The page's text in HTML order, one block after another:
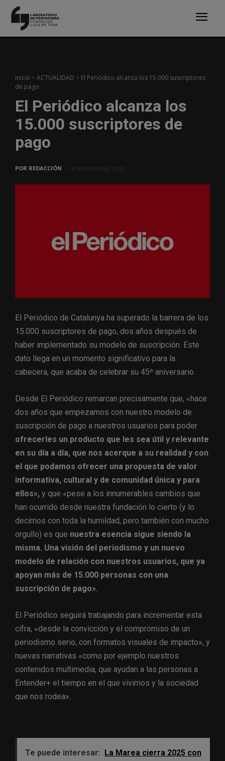
Inicio ACTUALIDAD
El Periódico alcanza los 15.000 suscriptores
de pago
El Periódico alcanza los
15.000 suscriptores de
pago
POR REDACCIÓN
El Periódico de Catalunya ha superado la barrera de los
15.000 suscriptores de pago, dos años después de
haber implementado su modelo de suscripción. Este
dato llega en un momento significativo para la
cabecera, que acaba de celebrar su 45º aniversario.
Desde El Periódico remarcan precisamente que, «hace
dos años que empezamos con nuestro modelo de
suscripción de pago a nuestros usuarios para poder
ofrecerles un producto que les sea útil y relevante
en su día a día, que nos acerque a su realidad y con
el que podamos ofrecer una propuesta de valor
informativa, cultural y de comunidad única y para
ellos», y que «pese a los innumerables cambios que
han ocurrido desde nuestra fundación lo cierto (y lo
decimos con toda la humildad, pero también con mucho
orgullo) es que nuestra esencia sigue siendo la
misma. Una visión del periodismo y un nuevo
modelo de relación con nuestros usuarios, que ya
apoyan más de 15.000 personas con una
suscripción de pago».
El Periódico seguirá trabajando para incrementar esta
cifra, «desde la convicción y el compromiso de un
periodismo serio, con formatos visuales de impacto», y
nuevas narrativas «como por ejemplo nuestros
contenidos multimedia, que ayudan a las personas a
Entender+ el tiempo en el que vivimos y la sociedad
que nos rodea».
Te puede interesar: La Marea cierra 2025 con